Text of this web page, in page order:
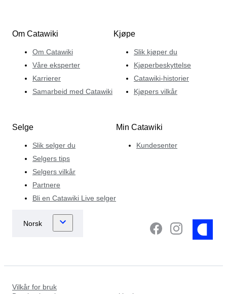
Om Catawiki
Om Catawiki
Våre eksperter
Karrierer
Samarbeid med Catawiki
Kjøpe
Slik kjøper du
Kjøperbeskyttelse
Catawiki-historier
Kjøpers vilkår
Selge
Slik selger du
Selgers tips
Selgers vilkår
Partnere
Bli en Catawiki Live selger
Min Catawiki
Kundesenter
Vilkår for bruk